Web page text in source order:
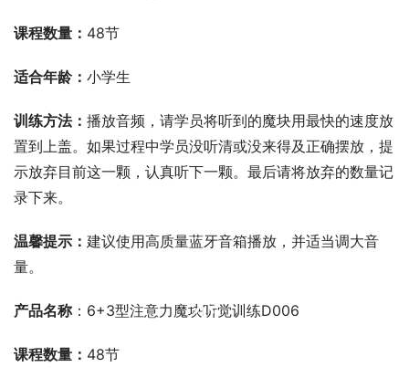
课程数量： 48节
适合年龄： 小学生
训练方法： 播放音频，请学员将听到的魔块用最快的速度放
置到上盖。如果过程中学员没听清或没来得及正确摆放，提
示放弃目前这一颗，认真听下一颗。最后请将放弃的数量记
录下来。
温馨提示： 建议使用高质量蓝牙音箱播放，并适当调大音
量。
产品名称：6+3型注意力魔块听觉训练D006
课程数量： 48节